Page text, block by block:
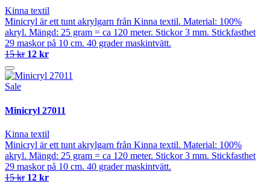
Kinna textil
Minicryl är ett tunt akrylgarn från Kinna textil. Material: 100%
akryl. Mängd: 25 gram = ca 120 meter. Stickor 3 mm. Stickfasthet
29 maskor på 10 cm. 40 grader maskintvätt.
15 kr 12 kr
Sale
Minicryl 27011
Kinna textil
Minicryl är ett tunt akrylgarn från Kinna textil. Material: 100%
akryl. Mängd: 25 gram = ca 120 meter. Stickor 3 mm. Stickfasthet
29 maskor på 10 cm. 40 grader maskintvätt.
15 kr 12 kr